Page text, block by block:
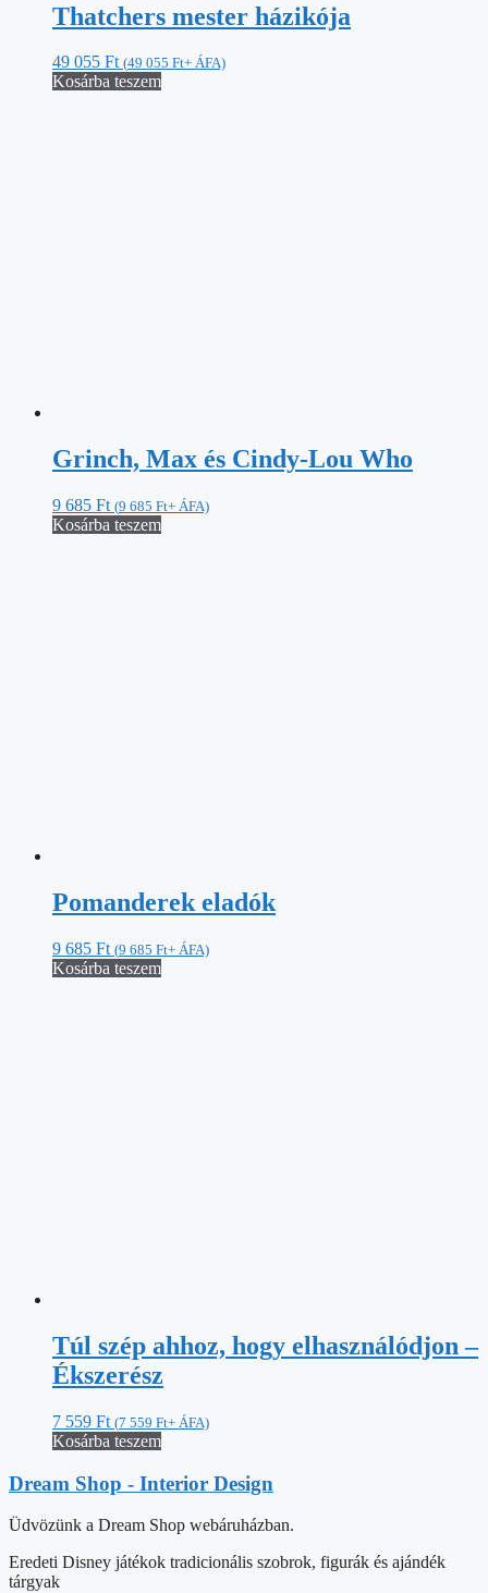
Thatchers mester házikója
49 055 Ft (49 055 Ft+ ÁFA)
Kosárba teszem
Grinch, Max és Cindy-Lou Who
9 685 Ft (9 685 Ft+ ÁFA)
Kosárba teszem
Pomanderek eladók
9 685 Ft (9 685 Ft+ ÁFA)
Kosárba teszem
Túl szép ahhoz, hogy elhasználódjon –
Ékszerész
7 559 Ft (7 559 Ft+ ÁFA)
Kosárba teszem
Dream Shop - Interior Design
Üdvözünk a Dream Shop webáruházban.
Eredeti Disney játékok tradicionális szobrok, figurák és ajándék
tárgyak